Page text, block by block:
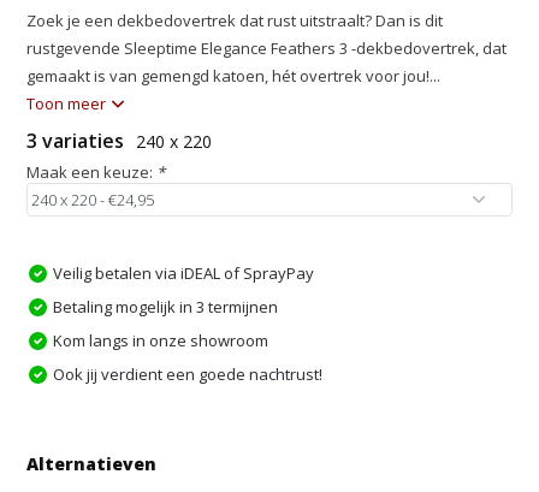
Zoek je een dekbedovertrek dat rust uitstraalt? Dan is dit
rustgevende Sleeptime Elegance Feathers 3 -dekbedovertrek, dat
gemaakt is van gemengd katoen, hét overtrek voor jou!...
Toon meer
3 variaties 240 x 220
Maak een keuze: *
Veilig betalen via iDEAL of SprayPay
Betaling mogelijk in 3 termijnen
Kom langs in onze showroom
Ook jij verdient een goede nachtrust!
Alternatieven